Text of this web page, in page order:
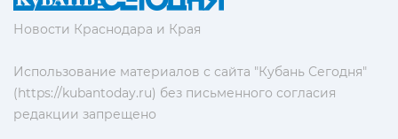
Новости Краснодара и Края
Использование материалов с сайта "Кубань Сегодня"
(https://kubantoday.ru) без письменного согласия
редакции запрещено